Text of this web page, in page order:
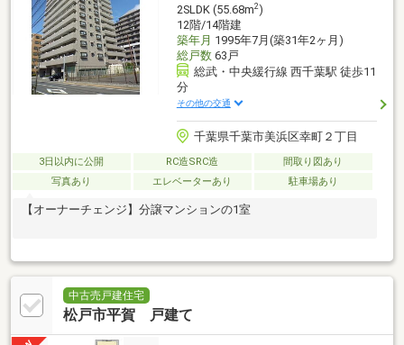
2SLDK (55.68m2)
12階/14階建
築年月 1995年7月(築31年2ヶ月)
総戸数63戸
総武・中央緩行線 西千葉駅 徒歩11
分
その他の交通
千葉県千葉市美浜区幸町２丁目
3日以内に公開 RC造SRC造
間取り図あり
写真あり
エレベーターあり 駐車場あり
【オーナーチェンジ】分譲マンションの1室
中古売戸建住宅
松戸市平賀 戸建て